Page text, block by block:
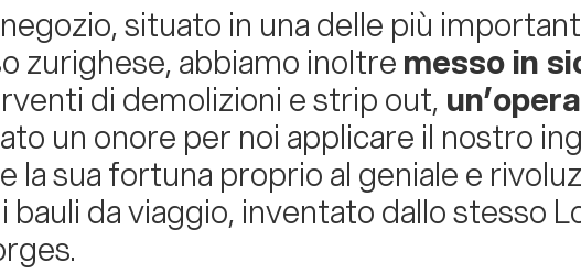
situato in una delle più
zurighese, abbiamo inoltremesso in
di demolizioni e strip out,
un onore per noi applicare il nostro
la sua fortuna proprio al geniale e
bauli da viaggio, inventato dallo stesso